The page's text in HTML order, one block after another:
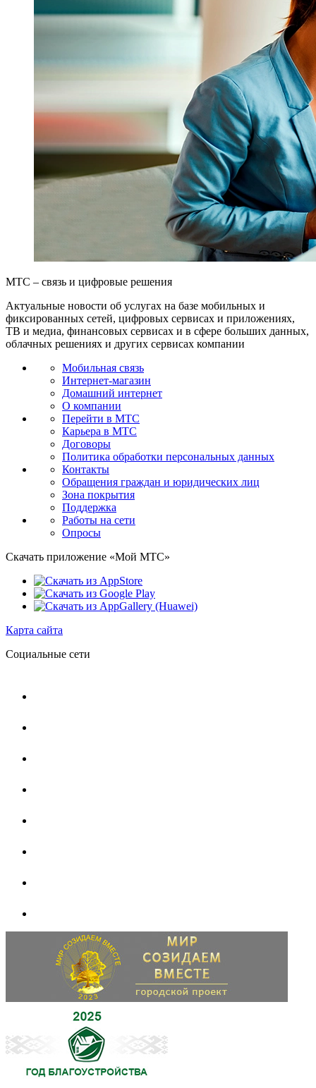
МТС – связь и цифровые решения
Актуальные новости об услугах на базе мобильных и
фиксированных сетей, цифровых сервисах и приложениях,
ТВ и медиа, финансовых сервисах и в сфере больших данных,
облачных решениях и других сервисах компании
Мобильная связь
Интернет-магазин
Домашний интернет
О компании
Перейти в МТС
Карьера в МТС
Договоры
Политика обработки персональных данных
Контакты
Обращения граждан и юридических лиц
Зона покрытия
Поддержка
Работы на сети
Опросы
Скачать приложение «Мой МТС»
Карта сайта
Социальные сети